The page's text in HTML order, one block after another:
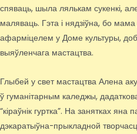
спяваць, шыла лялькам сукенкі,
маляваць. Гэта і нядзіўна, бо
афарміцелем у Доме культуры,
выяўленчага мастацтва.
Глыбей у свет мастацтва Алена
ў гуманітарным каледжы,
“кіраўнік гуртка”. На занятках яна
дэкаратыўна-прыкладной